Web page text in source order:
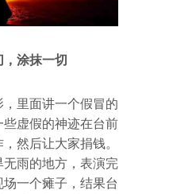
涂抹一切
里面讲一个假冒的
虚假的神迹在台前
然后让大家捐钱。
雨的地方，表演完
一个瘫子，结果台